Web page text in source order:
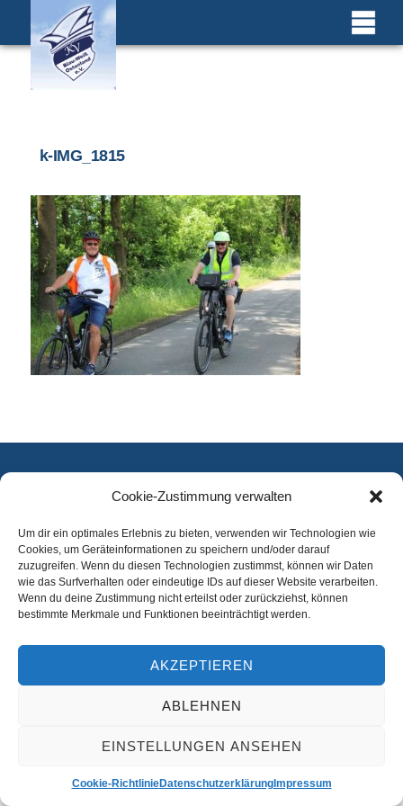
Cookie-Zustimmung verwalten
Um dir ein optimales Erlebnis zu bieten, verwenden wir Technologien wie
Cookies, um Geräteinformationen zu speichern und/oder darauf
zuzugreifen. Wenn du diesen Technologien zustimmst, können wir Daten
wie das Surfverhalten oder eindeutige IDs auf dieser Website verarbeiten.
Wenn du deine Zustimmung nicht erteilst oder zurückziehst, können
bestimmte Merkmale und Funktionen beeinträchtigt werden.
AKZEPTIEREN
ABLEHNEN
EINSTELLUNGEN ANSEHEN
Cookie-RichtlinieDatenschutzerklärungImpressum
k-IMG_1815
Impressum
Datenschutzerklärung
Satzung
Copyright 2018 – KV Blau - Weiß Ostenland e.V.